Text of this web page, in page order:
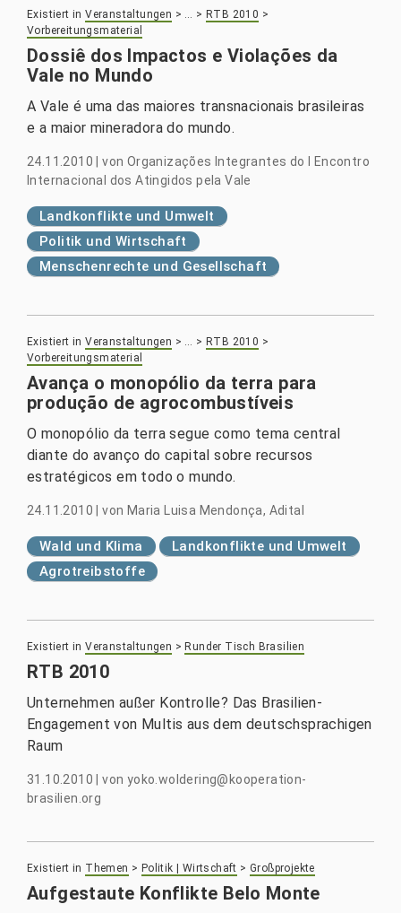
Existiert in Veranstaltungen > … > RTB 2010 >
Vorbereitungsmaterial
Dossiê dos Impactos e Violações da
Vale no Mundo
A Vale é uma das maiores transnacionais brasileiras
e a maior mineradora do mundo.
24.11.2010 |von Organizações Integrantes do I Encontro
Internacional dos Atingidos pela Vale
Landkonflikte und Umwelt
Politik und Wirtschaft
Menschenrechte und Gesellschaft
Existiert in Veranstaltungen > … > RTB 2010 >
Vorbereitungsmaterial
Avança o monopólio da terra para
produção de agrocombustíveis
O monopólio da terra segue como tema central
diante do avanço do capital sobre recursos
estratégicos em todo o mundo.
24.11.2010 |von Maria Luisa Mendonça, Adital
Wald und Klima
Landkonflikte und Umwelt
Agrotreibstoffe
Existiert in Veranstaltungen > Runder Tisch Brasilien
RTB 2010
Unternehmen außer Kontrolle? Das Brasilien-
Engagement von Multis aus dem deutschsprachigen
Raum
31.10.2010 |von yoko.woldering@kooperation-
brasilien.org
Existiert in Themen > Politik | Wirtschaft >Großprojekte
Aufgestaute Konflikte Belo Monte